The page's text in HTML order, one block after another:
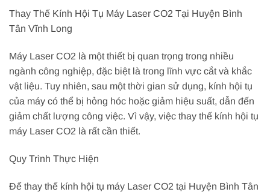
Thay Thế Kính Hội Tụ Máy Laser CO2 Tại Huyện Bình
Tân Vĩnh Long
Máy Laser CO2 là một thiết bị quan trọng trong nhiều
ngành công nghiệp, đặc biệt là trong lĩnh vực cắt và khắc
vật liệu. Tuy nhiên, sau một thời gian sử dụng, kính hội tụ
của máy có thể bị hỏng hóc hoặc giảm hiệu suất, dẫn đến
giảm chất lượng công việc. Vì vậy, việc thay thế kính hội tụ
máy Laser CO2 là rất cần thiết.
Quy Trình Thực Hiện
Để thay thế kính hội tụ máy Laser CO2 tại Huyện Bình Tân